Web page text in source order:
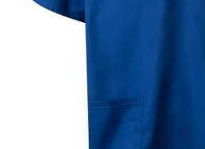
Predajne Kontakt
Doprava, platba a zľavy
Formulár na výmenu tovaru
Akcie v predajniach
Formulár na vrátenie tovaru /
Obchodné podmienky
Zásady